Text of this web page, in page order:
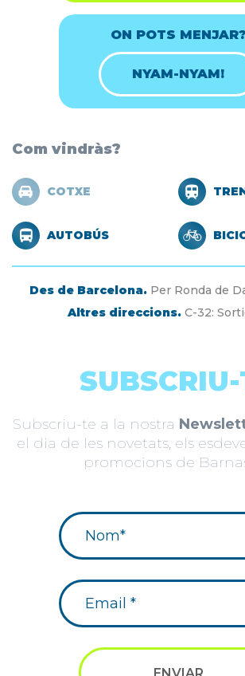
ON POTS MENJAR?
NYAM-NYAM!
Com vindràs?
COTXE
AUTOBÚS
Des de Barcelona.Per Ronda de
Altres direccions. C-32:
Subscriu-te a la nostra
el dia de les novetats, els
promocions de